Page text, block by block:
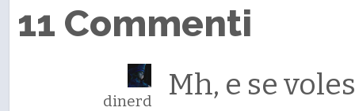
11 Commenti
dinerd Mh, e se